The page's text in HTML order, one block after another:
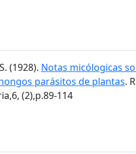
(1928). Notas micólogicas
parásitos de plantas.
(2),p.89-114